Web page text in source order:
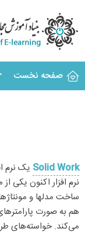
صفحه نخست
Solid Work یک نرم‌
نرم‌ افزار اکنون یکی
ساخت مدلها و
هم به صورت
می‌کند. خواسته‌های